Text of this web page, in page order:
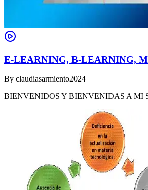
E-LEARNING, B-LEARNING,
By claudiasarmiento2024
BIENVENIDOS Y BIENVENIDAS A MI